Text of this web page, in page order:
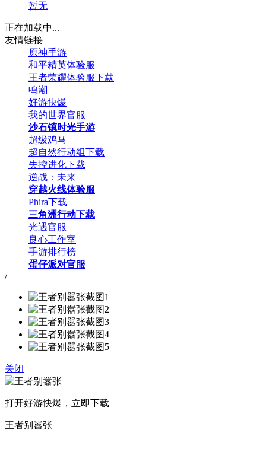
暂无
正在加载中...
友情链接
原神手游
和平精英体验服
王者荣耀体验服下载
鸣潮
好游快爆
我的世界官服
沙石镇时光手游
超级鸡马
超自然行动组下载
失控进化下载
逆战：未来
穿越火线体验服
Phira下载
三角洲行动下载
光遇官服
良心工作室
手游排行榜
蛋仔派对官服
/
关闭
打开好游快爆，立即下载
王者别嚣张